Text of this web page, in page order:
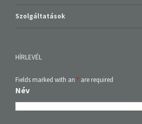
Szolgáltatások
HÍRLEVÉL
Fields marked with an * are required
Név